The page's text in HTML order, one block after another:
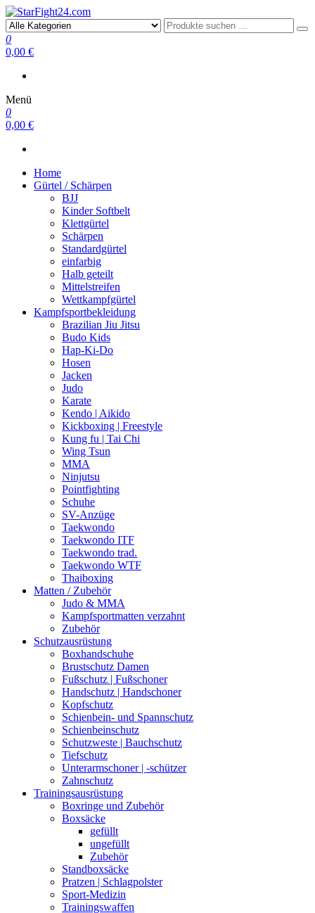
StarFight24.com
Kampfsportartikel
0
0,00 €
Menü
0
0,00 €
Home
Gürtel / Schärpen
BJJ
Kinder Softbelt
Klettgürtel
Schärpen
Standardgürtel
einfarbig
Halb geteilt
Mittelstreifen
Wettkampfgürtel
Kampfsportbekleidung
Brazilian Jiu Jitsu
Budo Kids
Hap-Ki-Do
Hosen
Jacken
Judo
Karate
Kendo | Aikido
Kickboxing | Freestyle
Kung fu | Tai Chi
Wing Tsun
MMA
Ninjutsu
Pointfighting
Schuhe
SV-Anzüge
Taekwondo
Taekwondo ITF
Taekwondo trad.
Taekwondo WTF
Thaiboxing
Matten / Zubehör
Judo & MMA
Kampfsportmatten verzahnt
Zubehör
Schutzausrüstung
Boxhandschuhe
Brustschutz Damen
Fußschutz | Fußschoner
Handschutz | Handschoner
Kopfschutz
Schienbein- und Spannschutz
Schienbeinschutz
Schutzweste | Bauchschutz
Tiefschutz
Unterarmschoner | -schützer
Zahnschutz
Trainingsausrüstung
Boxringe und Zubehör
Boxsäcke
gefüllt
ungefüllt
Zubehör
Standboxsäcke
Pratzen | Schlagpolster
Sport-Medizin
Trainingswaffen